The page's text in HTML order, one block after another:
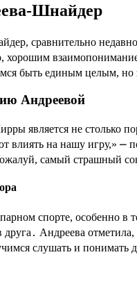
Шнайдер
сравнительно
быть единым целым, но
Андреевой
является не столько
влиять на нашу игру,»
самый страшный
спорте, особенно
Андреева
слушать и понимать